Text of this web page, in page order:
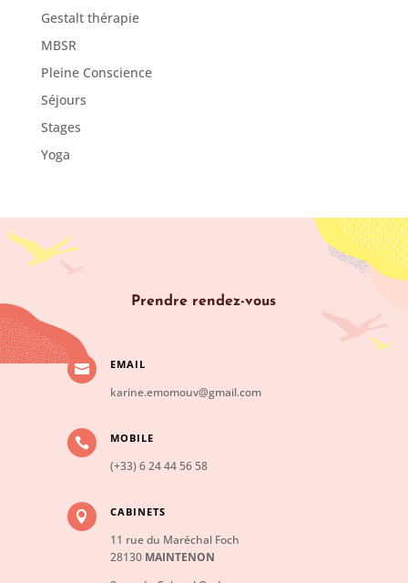
Gestalt thérapie
MBSR
Pleine Conscience
Séjours
Stages
Yoga
Prendre rendez-vous
 EMAIL
karine.emomouv@gmail.com
 MOBILE
(+33) 6 24 44 56 58
 CABINETS
11 rue du Maréchal Foch
28130 MAINTENON